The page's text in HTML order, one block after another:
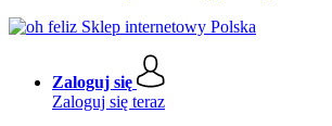
Zaloguj się
Zaloguj się teraz